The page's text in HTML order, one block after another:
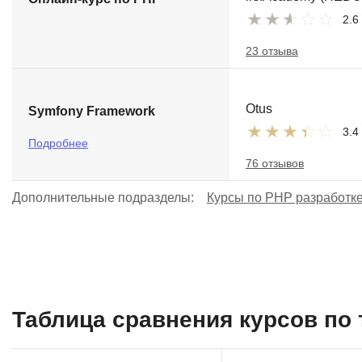
2.6
23 отзыва
Symfony Framework
Подробнее
Otus
3.4
76 отзывов
Дополнительные подразделы: Курсы по PHP
Таблица сравнения курсов